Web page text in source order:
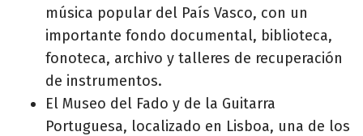
música popular del País Vasco, con un
importante fondo documental, biblioteca,
fonoteca, archivo y talleres de recuperación
de instrumentos.
El Museo del Fado y de la Guitarra
Portuguesa, localizado en Lisboa, una de los